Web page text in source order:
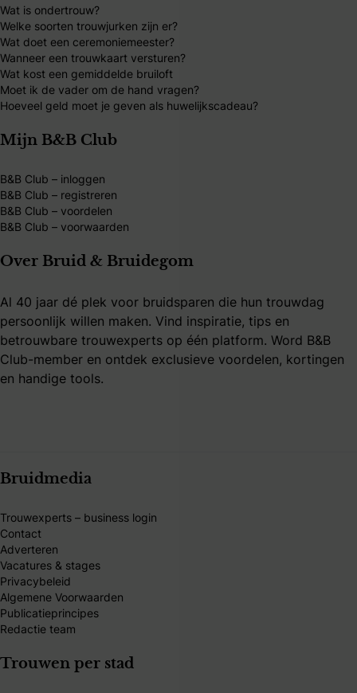
Wat is ondertrouw?
Welke soorten trouwjurken zijn er?
Wat doet een ceremoniemeester?
Wanneer een trouwkaart versturen?
Wat kost een gemiddelde bruiloft
Moet ik de vader om de hand vragen?
Hoeveel geld moet je geven als huwelijkscadeau?
Mijn B&B Club
B&B Club – inloggen
B&B Club – registreren
B&B Club – voordelen
B&B Club – voorwaarden
Over Bruid & Bruidegom
Al 40 jaar dé plek voor bruidsparen die hun trouwdag
persoonlijk willen maken. Vind inspiratie, tips en
betrouwbare trouwexperts op één platform. Word B&B
Club-member en ontdek exclusieve voordelen, kortingen
en handige tools.
Bruidmedia
Trouwexperts – business login
Contact
Adverteren
Vacatures & stages
Privacybeleid
Algemene Voorwaarden
Publicatieprincipes
Redactie team
Trouwen per stad